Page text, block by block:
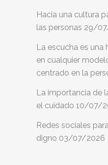
Hacia una cultura
las personas 29/
La escucha es una
en cualquier
centrado en la
La importancia de
el cuidado 10/07/
Redes sociales
digno 03/07/2026